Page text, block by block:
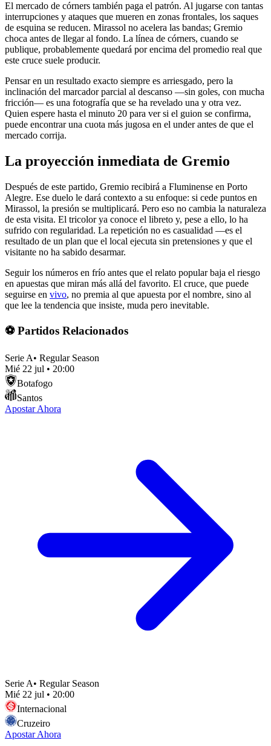
El mercado de córners también paga el patrón. Al jugarse con tantas
interrupciones y ataques que mueren en zonas frontales, los saques
de esquina se reducen. Mirassol no acelera las bandas; Gremio
choca antes de llegar al fondo. La línea de córners, cuando se
publique, probablemente quedará por encima del promedio real que
este cruce suele producir.
Pensar en un resultado exacto siempre es arriesgado, pero la
inclinación del marcador parcial al descanso —sin goles, con mucha
fricción— es una fotografía que se ha revelado una y otra vez.
Quien espere hasta el minuto 20 para ver si el guion se confirma,
puede encontrar una cuota más jugosa en el under antes de que el
mercado corrija.
La proyección inmediata de Gremio
Después de este partido, Gremio recibirá a Fluminense en Porto
Alegre. Ese duelo le dará contexto a su enfoque: si cede puntos en
Mirassol, la presión se multiplicará. Pero eso no cambia la naturaleza
de esta visita. El tricolor ya conoce el libreto y, pese a ello, lo ha
sufrido con regularidad. La repetición no es casualidad —es el
resultado de un plan que el local ejecuta sin pretensiones y que el
visitante no ha sabido desarmar.
Seguir los números en frío antes que el relato popular baja el riesgo
en apuestas que miran más allá del favorito. El cruce, que puede
seguirse en vivo, no premia al que apuesta por el nombre, sino al
que lee la tendencia que insiste, muda pero inevitable.
⚽ Partidos Relacionados
Serie A• Regular Season
Mié 22 jul • 20:00
Botafogo
Santos
Apostar Ahora
Serie A• Regular Season
Mié 22 jul • 20:00
Internacional
Cruzeiro
Apostar Ahora